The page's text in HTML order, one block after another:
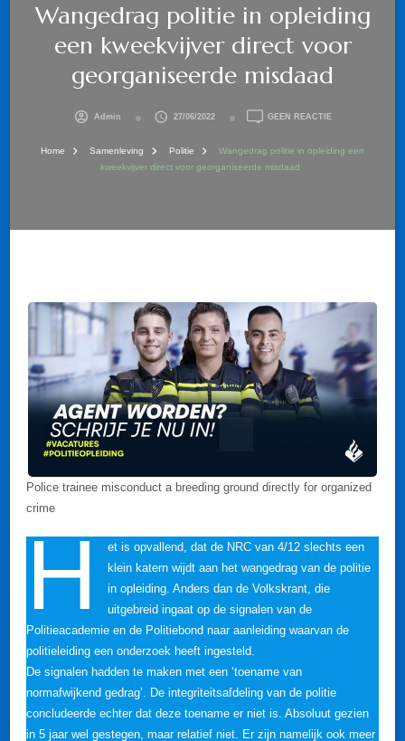
Wangedrag politie in opleiding
een kweekvijver direct voor
georganiseerde misdaad
Admin 27/06/2022 GEEN REACTIEOP
IN
Home Samenleving Politie
Wangedrag politie in opleiding een
kweekvijver direct voor georganiseerde misdaad
Police trainee misconduct a breeding ground directly for organized
crime
H
et is opvallend, dat de NRC van 4/12 slechts een
klein katern wijdt aan het wangedrag van de politie
in opleiding. Anders dan de Volkskrant, die
uitgebreid ingaat op de signalen van de
Politieacademie en de Politiebond naar aanleiding waarvan de
politieleiding een onderzoek heeft ingesteld.
De signalen hadden te maken met een ‘toename van
normafwijkend gedrag’. De integriteitsafdeling van de politie
concludeerde echter dat deze toename er niet is. Absoluut gezien
in 5 jaar wel gestegen, maar relatief niet. Er zijn namelijk ook meer